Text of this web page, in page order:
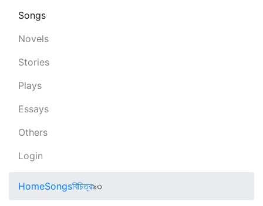
Songs
Novels
Stories
Plays
Essays
Others
Login
HomeSongsবিচিত্র৯৩